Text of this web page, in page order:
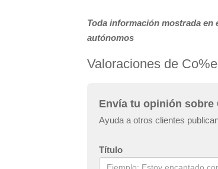
Toda información mostrada
autónomos
Valoraciones de
Envía tu opinión sobre
Ayuda a otros clientes
Título